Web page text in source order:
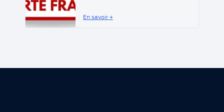
En savoir +